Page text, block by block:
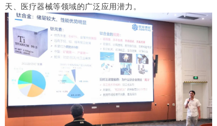
天、医疗器械等领域的广泛应用潜力。